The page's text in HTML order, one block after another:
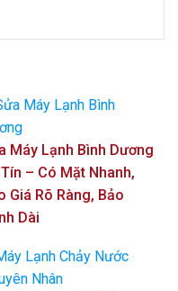
Máy Lạnh Bình Dương
– Có Mặt Nhanh,
Giá Rõ Ràng, Bảo
Dài